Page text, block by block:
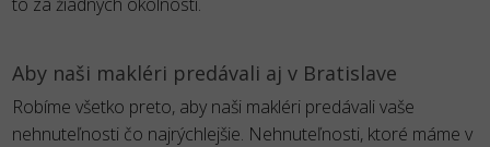
Aby naši makléri predávali aj v Bratislave
Robíme všetko preto, aby naši makléri predávali vaše
nehnuteľnosti čo najrýchlejšie. Nehnuteľnosti, ktoré máme v